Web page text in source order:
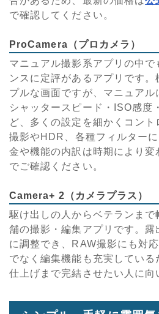
で確認してください。
ProCamera（プロカメラ）
マニュアル撮影系アプリの中で
ンスに定評があるアプリです
プルな画面ですが、マニュアル
シャッタースピード・ISO感度
ど、多くの設定を細かくコン
撮影やHDR、各種フィルター
金や機能の内訳は時期により
でご確認ください。
Camera+ 2（カメラプラス）
駆け出しの人からベテランま
舗の撮影・編集アプリです。露
に調整でき、RAW撮影にも対
でなく編集機能も充実している
仕上げまで完結させたい人に向